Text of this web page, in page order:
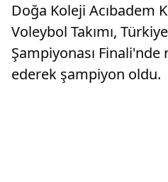
Doğa Koleji Acıbadem
Voleybol Takımı,
Şampiyonası
ederek şampiyon oldu.